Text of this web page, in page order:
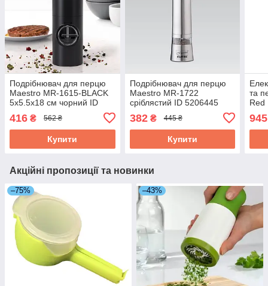
Подрібнювач для перцю
Maestro MR-1615-BLACK
5х5.5х18 см чорний ID
416 ₴ 562 ₴
Купити
Подрібнювач для перцю
Maestro MR-1722
сріблястий ID 5206445
382₴ 445 ₴
Купити
та
Red
945
Акційні пропозиції та новинки
–75% –43%